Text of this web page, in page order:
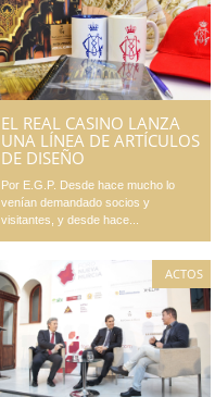
EL REAL CASINO LANZA
UNA LÍNEA DE ARTÍCULOS
DE DISEÑO
Por E.G.P. Desde hace mucho lo
venían demandado socios y
visitantes, y desde hace...
ACTOS